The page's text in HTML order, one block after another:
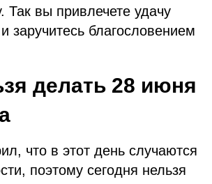
Так вы привлечете удачу
заручитесь благословением
делать 28 июня
что в этот день случаются
поэтому сегодня нельзя